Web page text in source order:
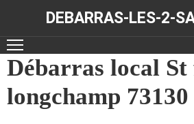
DEBARRAS-LES-2-
ACCUEIL
DÉBARRAS
Débarras local
longchamp 73130